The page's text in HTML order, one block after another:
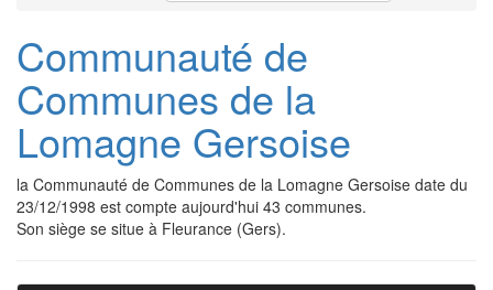
Communauté de
Communes de la
Lomagne Gersoise
la Communauté de Communes de la Lomagne Gersoise date du
23/12/1998 est compte aujourd'hui 43 communes.
Son siège se situe à Fleurance (Gers).